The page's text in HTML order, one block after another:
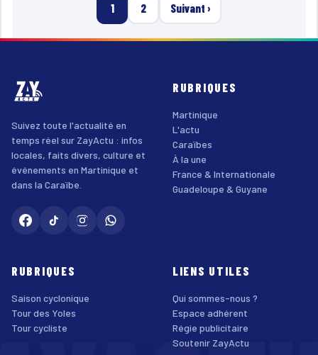
1 2 Suivant ›
Suivez toute l'actualité en
temps réel sur ZayActu : infos
locales, faits divers, culture et
événements en Martinique et
dans la Caraïbe.
RUBRIQUES
Martinique
L'actu
Caraïbes
À la une
France & Internationale
Guadeloupe & Guyane
RUBRIQUES
Saison cyclonique
Tour des Yoles
Tour cycliste
LIENS UTILES
Qui sommes-nous ?
Espace adhérent
Régie publicitaire
Soutenir ZayActu